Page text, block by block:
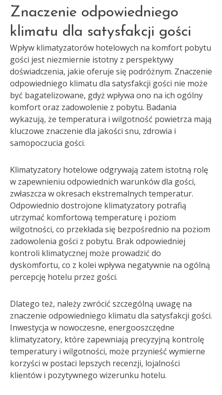
Znaczenie odpowiedniego
klimatu dla satysfakcji gości
Wpływ klimatyzatorów hotelowych na komfort pobytu
gości jest niezmiernie istotny z perspektywy
doświadczenia, jakie oferuje się podróżnym. Znaczenie
odpowiedniego klimatu dla satysfakcji gości nie może
być bagatelizowane, gdyż wpływa ono na ich ogólny
komfort oraz zadowolenie z pobytu. Badania
wykazują, że temperatura i wilgotność powietrza mają
kluczowe znaczenie dla jakości snu, zdrowia i
samopoczucia gości.
Klimatyzatory hotelowe odgrywają zatem istotną rolę
w zapewnieniu odpowiednich warunków dla gości,
zwłaszcza w okresach ekstremalnych temperatur.
Odpowiednio dostrojone klimatyzatory potrafią
utrzymać komfortową temperaturę i poziom
wilgotności, co przekłada się bezpośrednio na poziom
zadowolenia gości z pobytu. Brak odpowiedniej
kontroli klimatycznej może prowadzić do
dyskomfortu, co z kolei wpływa negatywnie na ogólną
percepcję hotelu przez gości.
Dlatego też, należy zwrócić szczególną uwagę na
znaczenie odpowiedniego klimatu dla satysfakcji gości.
Inwestycja w nowoczesne, energooszczędne
klimatyzatory, które zapewniają precyzyjną kontrolę
temperatury i wilgotności, może przynieść wymierne
korzyści w postaci lepszych recenzji, lojalności
klientów i pozytywnego wizerunku hotelu.